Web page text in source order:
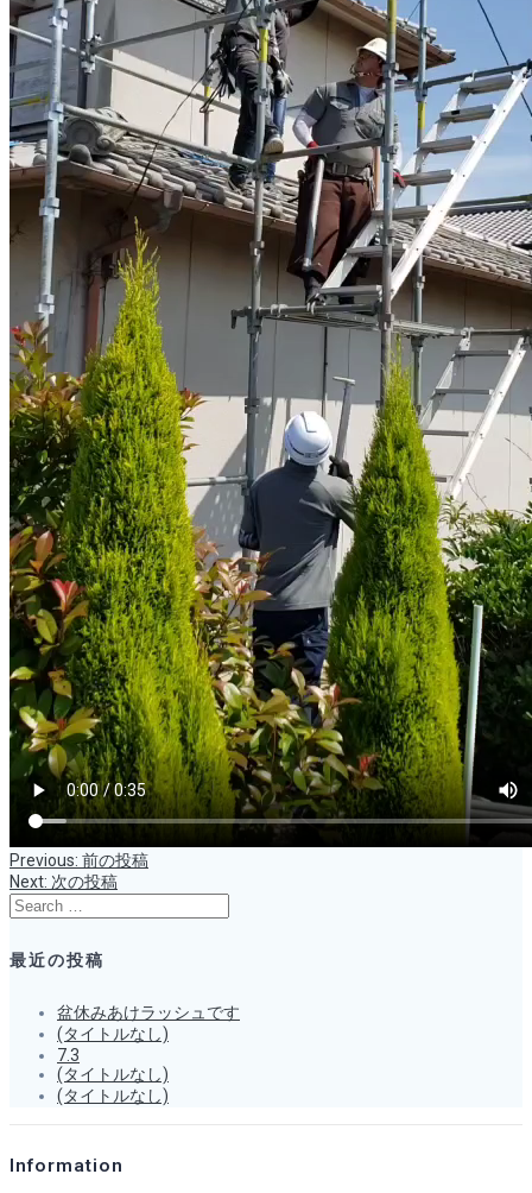
投
稿
ビ
ゲ
ー
Previous: Previous
post:
前の投稿
Next: Next
post:
次の投稿
Search
for:
最近の投稿
盆休みあけラッシュです
(タイトルなし)
7.3
(タイトルなし)
(タイトルなし)
Information